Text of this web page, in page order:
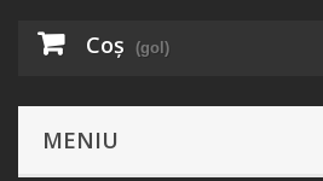
Coş (gol)
MENIU